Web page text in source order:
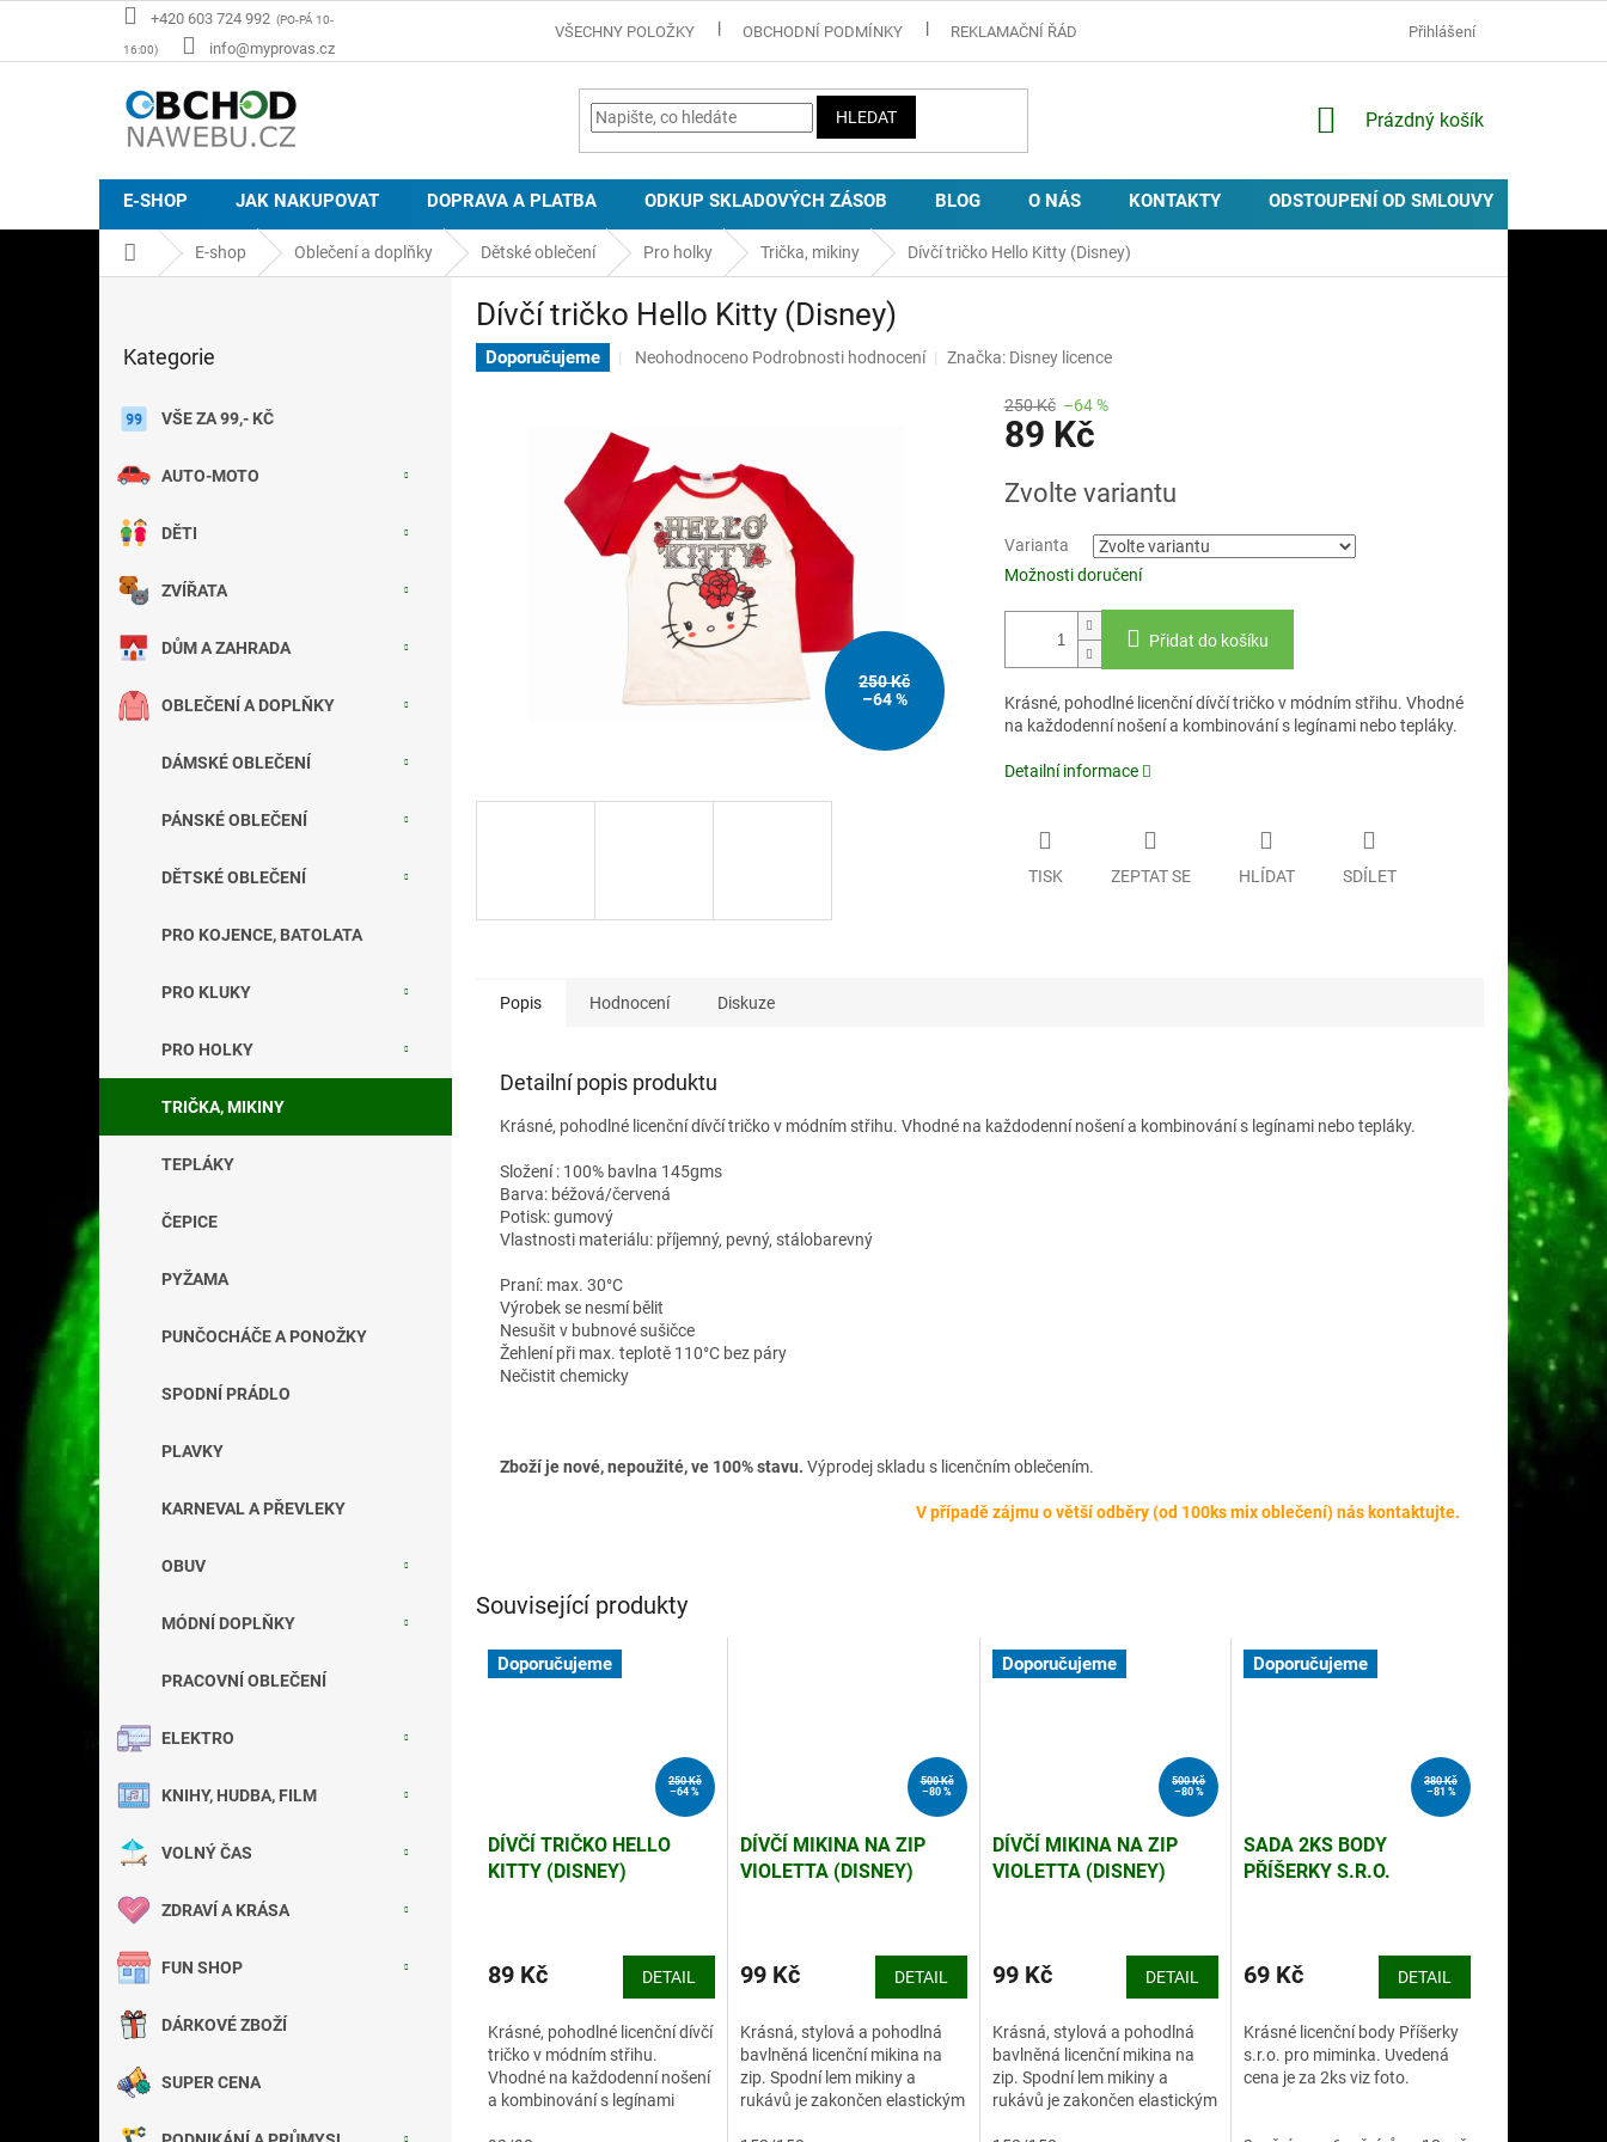
+420 603 724 992
info@myprovas.cz
VŠECHNY POLOŽKY OBCHODNÍ PODMÍNKY REKLAMAČNÍ ŘÁD ZÁSADY POUŽÍVÁNÍ COOKIES
Přihlášení
HLEDAT
NÁKUPNÍ
Prázdný košík
E-SHOP JAK NAKUPOVAT DOPRAVA A PLATBA ODKUP SKLADOVÝCH ZÁSOB BLOG O NÁS KONTAKTY ODSTOUPENÍ OD SMLOUVY
Domů E-shop Oblečení a doplňky Dětské oblečení Pro holky Trička, mikiny Dívčí tričko Hello Kitty (Disney)
kategorie
Kategorie
VŠE ZA 99,- KČ
AUTO-MOTO
DĚTI
ZVÍŘATA
DŮM A ZAHRADA
OBLEČENÍ A DOPLŇKY
DÁMSKÉ OBLEČENÍ
PÁNSKÉ OBLEČENÍ
DĚTSKÉ OBLEČENÍ
PRO KOJENCE, BATOLATA
PRO KLUKY
PRO HOLKY
TRIČKA, MIKINY
TEPLÁKY
ČEPICE
PYŽAMA
PUNČOCHÁČE A PONOŽKY
SPODNÍ PRÁDLO
PLAVKY
KARNEVAL A PŘEVLEKY
OBUV
MÓDNÍ DOPLŇKY
PRACOVNÍ OBLEČENÍ
ELEKTRO
KNIHY, HUDBA, FILM
VOLNÝ ČAS
ZDRAVÍ A KRÁSA
FUN SHOP
DÁRKOVÉ ZBOŽÍ
SUPER CENA
Dívčí tričko Hello Kitty (Disney)
Doporučujeme
Průměrné
0,0
z
hvězdiček.
Neohodnoceno Podrobnosti hodnocení Značka: Disney licence
250 Kč
–64 %
250 Kč –64 %
89 Kč
cena:
Zvolte variantu
Varianta
Možnosti doručení
Přidat do košíku
Krásné, pohodlné licenční dívčí tričko v módním střihu. Vhodné
na každodenní nošení a kombinování s legínami nebo tepláky.
Detailní informace
TISK ZEPTAT SE HLÍDAT SDÍLET
Popis Hodnocení Diskuze
Detailní popis produktu
Krásné, pohodlné licenční dívčí tričko v módním střihu. Vhodné na každodenní nošení a kombinování s legínami nebo tepláky.
Složení : 100% bavlna 145gms
Barva: béžová/červená
Potisk: gumový
Vlastnosti materiálu: příjemný, pevný, stálobarevný
Praní: max. 30°C
Výrobek se nesmí bělit
Nesušit v bubnové sušičce
Žehlení při max. teplotě 110°C bez páry
Nečistit chemicky
Zboží je nové, nepoužité, ve 100% stavu. Výprodej skladu s licenčním oblečením.
V případě zájmu o větší odběry (od 100ks mix oblečení) nás kontaktujte.
Související produkty
Doporučujeme
250 Kč
–64 %
DÍVČÍ TRIČKO HELLO
KITTY (DISNEY)
89 Kč DETAIL
Krásné, pohodlné licenční dívčí
tričko v módním střihu.
Vhodné na každodenní nošení
a kombinování s legínami
500 Kč
–80 %
DÍVČÍ MIKINA NA ZIP
VIOLETTA (DISNEY)
99 Kč DETAIL
Krásná, stylová a pohodlná
bavlněná licenční mikina na
zip. Spodní lem mikiny a
rukávů je zakončen elastickým
Doporučujeme
500 Kč
–80 %
DÍVČÍ MIKINA NA ZIP
VIOLETTA (DISNEY)
99 Kč DETAIL
Krásná, stylová a pohodlná
bavlněná licenční mikina na
zip. Spodní lem mikiny a
rukávů je zakončen elastickým
Doporučujeme
380 Kč
–81 %
SADA 2KS BODY
PŘÍŠERKY S.R.O.
69 Kč DETAIL
Krásné licenční body Příšerky
s.r.o. pro miminka. Uvedená
cena je za 2ks viz foto.